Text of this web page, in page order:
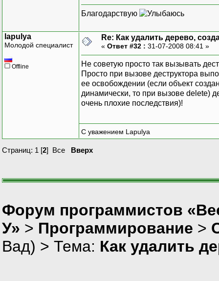
Благодарствую
lapulya
Молодой специалист
Offline
Re: Как удалить дерево,
« Ответ #32 : 31-07-2008 08:41 »
Не советую просто так вызывать
Просто при вызове деструктора
ее освобождении (если объект
динамически, то при вызове delete)
очень плохие последствия)!
С уважением Lapulya
Страниц: 1 [2] Все Вверх
Форум программистов
У» > Программирование >
Вад) > Тема: Как удалить